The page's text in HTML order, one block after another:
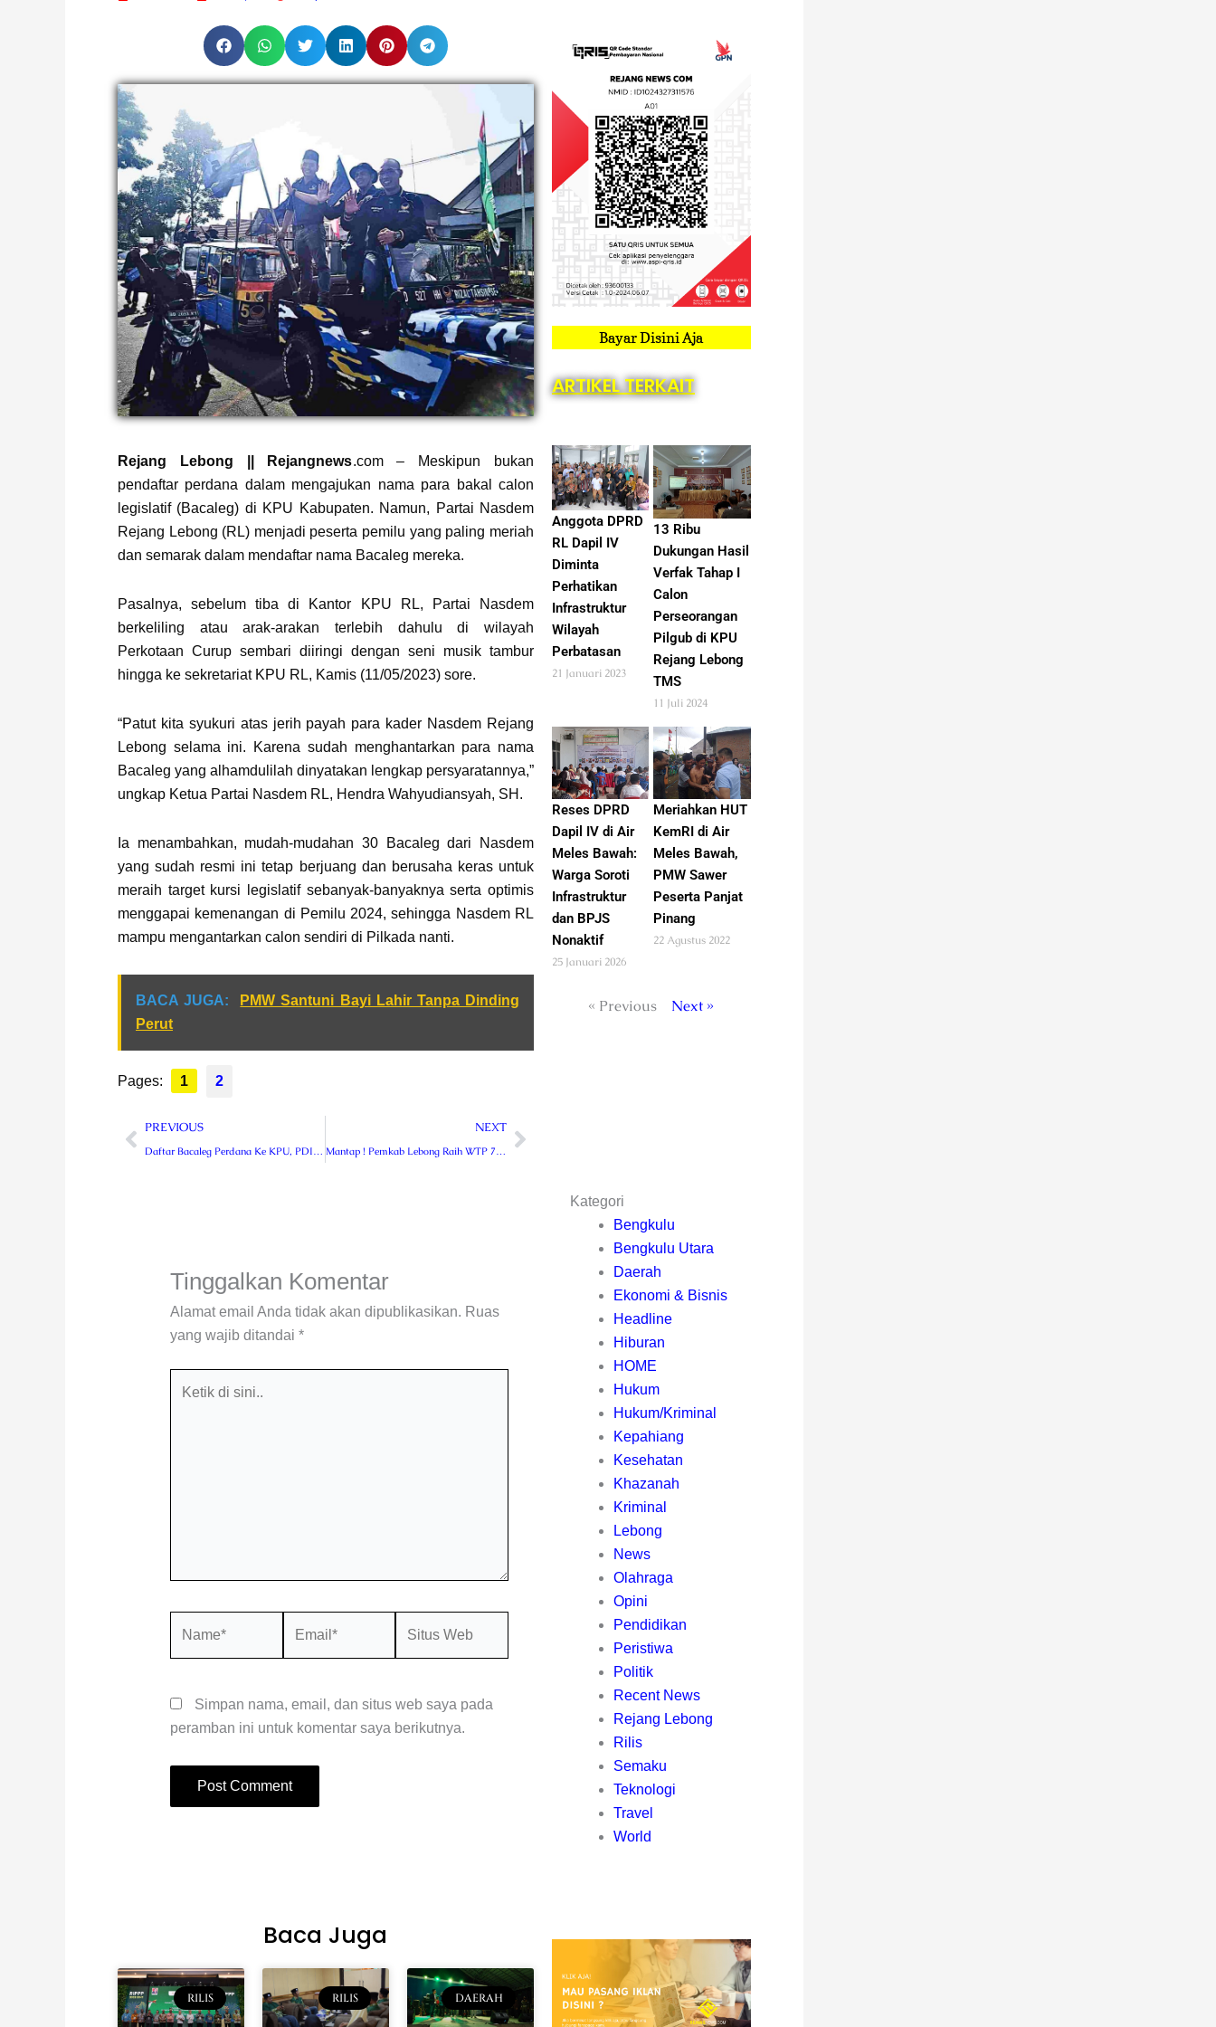
Rejang Lebong || Rejangnews.com – Meskipun bukan
pendaftar perdana dalam mengajukan nama para bakal calon
legislatif (Bacaleg) di KPU Kabupaten. Namun, Partai Nasdem
Rejang Lebong (RL) menjadi peserta pemilu yang paling meriah
dan semarak dalam mendaftar nama Bacaleg mereka.
Pasalnya, sebelum tiba di Kantor KPU RL, Partai Nasdem
berkeliling atau arak-arakan terlebih dahulu di wilayah
Perkotaan Curup sembari diiringi dengan seni musik tambur
hingga ke sekretariat KPU RL, Kamis (11/05/2023) sore.
“Patut kita syukuri atas jerih payah para kader Nasdem Rejang
Lebong selama ini. Karena sudah menghantarkan para nama
Bacaleg yang alhamdulilah dinyatakan lengkap persyaratannya,”
ungkap Ketua Partai Nasdem RL, Hendra Wahyudiansyah, SH.
Ia menambahkan, mudah-mudahan 30 Bacaleg dari Nasdem
yang sudah resmi ini tetap berjuang dan berusaha keras untuk
meraih target kursi legislatif sebanyak-banyaknya serta optimis
menggapai kemenangan di Pemilu 2024, sehingga Nasdem RL
mampu mengantarkan calon sendiri di Pilkada nanti.
BACA JUGA:
PMW Santuni Bayi Lahir Tanpa Dinding
Perut
Pages:
Page
1
, Page
2
Prev
PREVIOUS NEXTNext
Bayar Disini Aja
ARTIKEL TERKAIT
Anggota DPRD
RL Dapil IV
Diminta
Perhatikan
Infrastruktur
Wilayah
Perbatasan
21 Januari 2023
13 Ribu
Dukungan Hasil
Verfak Tahap I
Calon
Perseorangan
Pilgub di KPU
Rejang Lebong
TMS
11 Juli 2024
Reses DPRD
Dapil IV di Air
Meles Bawah:
Warga Soroti
Infrastruktur
dan BPJS
Nonaktif
25 Januari 2026
Meriahkan HUT
KemRI di Air
Meles Bawah,
PMW Sawer
Peserta Panjat
Pinang
22 Agustus 2022
« Previous Next »
Tinggalkan Komentar
Alamat email Anda tidak akan dipublikasikan. Ruas
yang wajib ditandai *
Simpan nama, email, dan situs web saya pada
peramban ini untuk komentar saya berikutnya.
Kategori
Bengkulu
Bengkulu Utara
Daerah
Ekonomi & Bisnis
Headline
Hiburan
HOME
Hukum
Hukum/Kriminal
Kepahiang
Kesehatan
Khazanah
Kriminal
Lebong
News
Olahraga
Opini
Pendidikan
Peristiwa
Politik
Recent News
Rejang Lebong
Rilis
Semaku
Teknologi
Travel
World
Baca Juga
RILIS RILIS DAERAH